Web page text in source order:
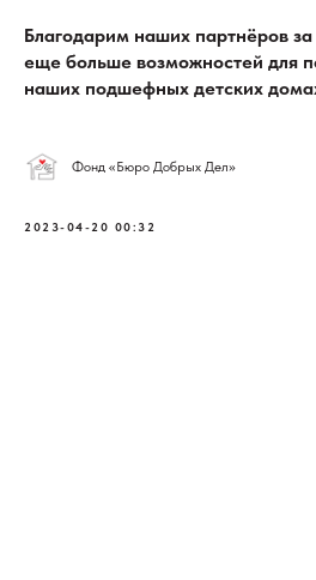
Благодарим наших партнёров
еще больше возможностей для
наших подшефных детских
Фонд «Бюро Добрых Дел»
2023-04-20 00:32